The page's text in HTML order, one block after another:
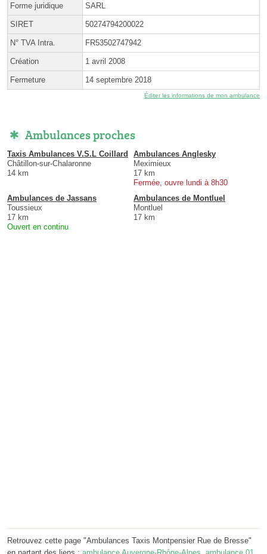
Forme juridique SARL
SIRET 50274794200022
N° TVA Intra. FR53502747942
Création 1 avril 2008
Fermeture 14 septembre 2018
Éditer les informations de mon ambulance
Ambulances proches
Taxis Ambulances V.S.L Coillard
Châtillon-sur-Chalaronne
14 km
Ambulances Anglesky
Meximieux
17 km
Fermée, ouvre lundi à 8h30
Ambulances de Jassans
Toussieux
17 km
Ouvert en continu
Ambulances de Montluel
Montluel
17 km
Retrouvez cette page "Ambulances Taxis Montpensier Rue de Bresse"